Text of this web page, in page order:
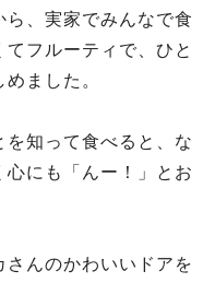
、実家でみんなで食
フルーティで、ひと
ました。
を知って食べると、な
心にも「んー！」とお
んのかわいいドアを